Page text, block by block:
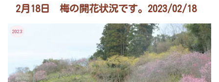
2月18日 梅の開花状況です。2023/02/18
2023